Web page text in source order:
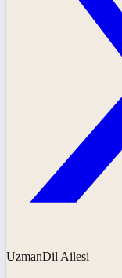
UzmanDil Ailesi